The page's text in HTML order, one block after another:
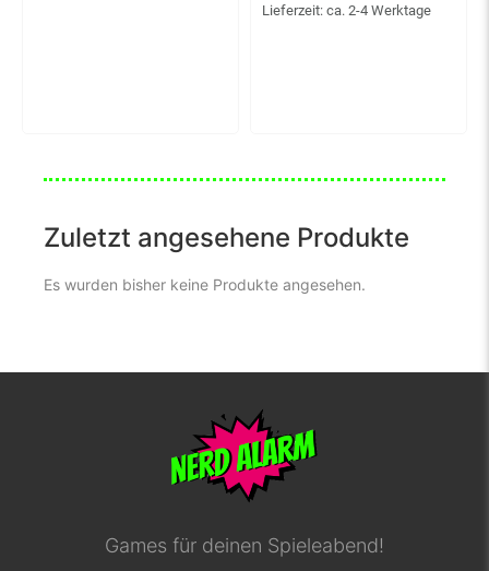
Lieferzeit: ca. 2-4 Werktage
Zuletzt angesehene Produkte
Es wurden bisher keine Produkte angesehen.
Games für deinen Spieleabend!